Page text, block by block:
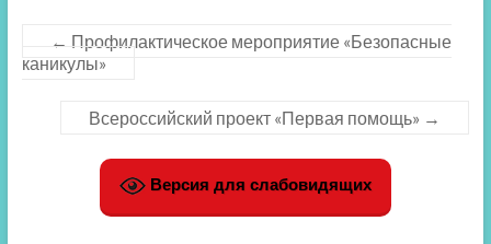
← Профилактическое мероприятие «Безопасные
каникулы»
Всероссийский проект «Первая помощь» →
Версия для слабовидящих